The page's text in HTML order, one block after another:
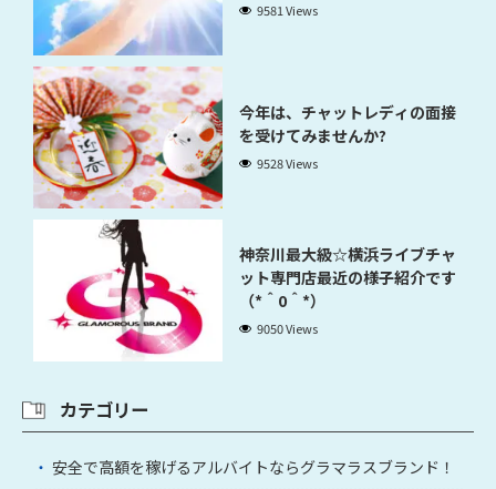
9581 Views
今年は、チャットレディの面接
を受けてみませんか?
9528 Views
神奈川最大級☆横浜ライブチャ
ット専門店最近の様子紹介です
（*＾0＾*）
9050 Views
カテゴリー
安全で高額を稼げるアルバイトならグラマラスブランド！